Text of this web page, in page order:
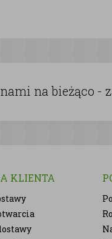
na bieżąco -
KLIENTA